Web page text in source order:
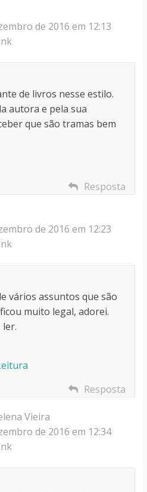
de 2016 em 12:13
de livros nesse estilo.
autora e pela sua
que são tramas bem
Resposta
de 2016 em 12:23
vários assuntos que são
muito legal, adorei.
ler.
Resposta
Vieira
de 2016 em 12:34